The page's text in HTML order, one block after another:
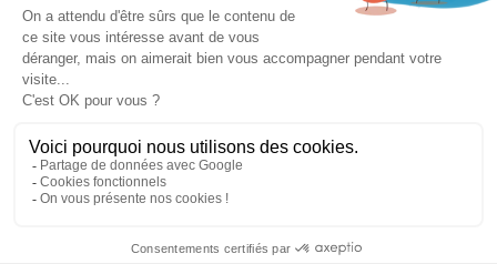
Mentions légales
Conditions générales de ventes
Plateforme de signalement